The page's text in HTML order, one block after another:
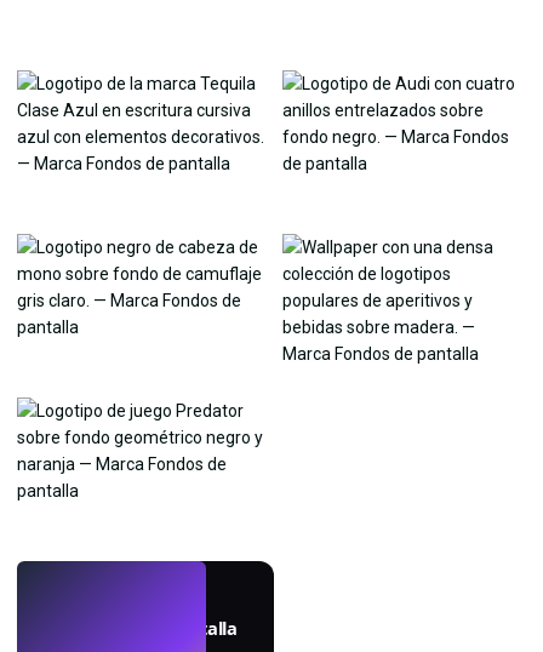
Crea fondos de pantalla